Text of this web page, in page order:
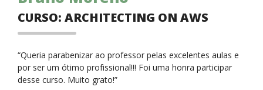
CURSO: ARCHITECTING ON AWS
“Queria parabenizar ao professor pelas excelentes aulas e
por ser um ótimo profissional!!! Foi uma honra participar
desse curso. Muito grato!”